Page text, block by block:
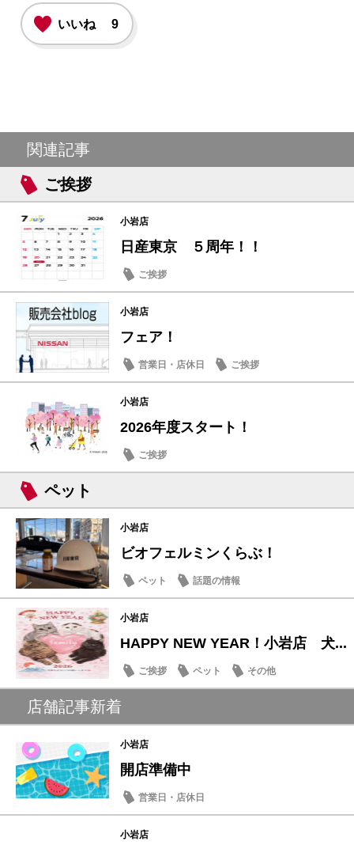
いいね 9
関連記事
ご挨拶
小岩店
日産東京 ５周年！！
ご挨拶
小岩店
フェア！
営業日・店休日 ご挨拶
小岩店
2026年度スタート！
ご挨拶
ペット
小岩店
ビオフェルミンくらぶ！
ペット 話題の情報
小岩店
HAPPY NEW YEAR！小岩店 犬...
ご挨拶 ペット その他
店舗記事新着
小岩店
開店準備中
営業日・店休日
小岩店